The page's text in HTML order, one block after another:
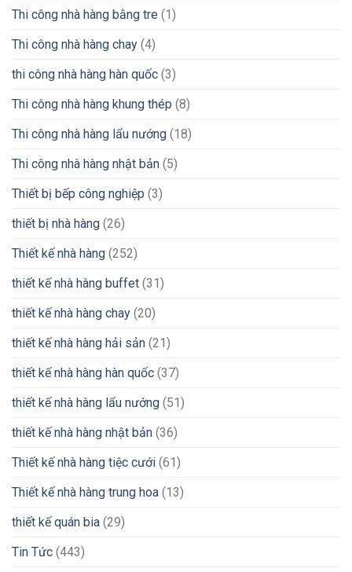
Thi công nhà hàng bằng tre (1)
Thi công nhà hàng chay (4)
thi công nhà hàng hàn quốc (3)
Thi công nhà hàng khung thép (8)
Thi công nhà hàng lẩu nướng (18)
Thi công nhà hàng nhật bản (5)
Thiết bị bếp công nghiệp (3)
thiết bị nhà hàng (26)
Thiết kế nhà hàng (252)
thiết kế nhà hàng buffet (31)
thiết kế nhà hàng chay (20)
thiết kế nhà hàng hải sản (21)
thiết kế nhà hàng hàn quốc (37)
thiết kế nhà hàng lẩu nướng (51)
thiết kế nhà hàng nhật bản (36)
Thiết kế nhà hàng tiệc cưới (61)
Thiết kế nhà hàng trung hoa (13)
thiết kế quán bia (29)
Tin Tức (443)